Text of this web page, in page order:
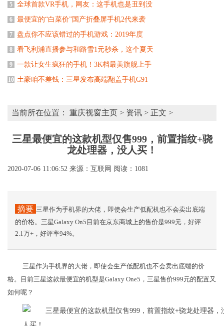
5 全球首款VR手机，网友：这手机也是丑到没
6 最便宜的“白菜价”国产折叠屏手机2代来袭
7 盘点你不应该错过的手机游戏：2019年度
8 看飞利浦直播参与和路雪1元秒杀，这个夏天
9 一款让女生疯狂的手机！3K档最美旗舰上手
10 土豪咱不差钱：三星发布高端翻盖手机G91
当前所在位置： 重庆视窗主页 > 资讯 > 正文 >
三星最便宜的这款机型仅售999，前置指纹+骁
龙处理器，没人买！
2020-07-06 11:06:52 来源：互联网 阅读：1081
摘要 三星作为手机界的大佬，即使会生产低配机也不会卖出底端
的价格。三星Galaxy On5目前在京东商城上的售价是999元，好评
2.1万+，好评率94%。
三星作为手机界的大佬，即使会生产低配机也不会卖出底端的价
格。目前三星这款最便宜的机型是Galaxy One5，三星售价999元的配置又
如何呢？